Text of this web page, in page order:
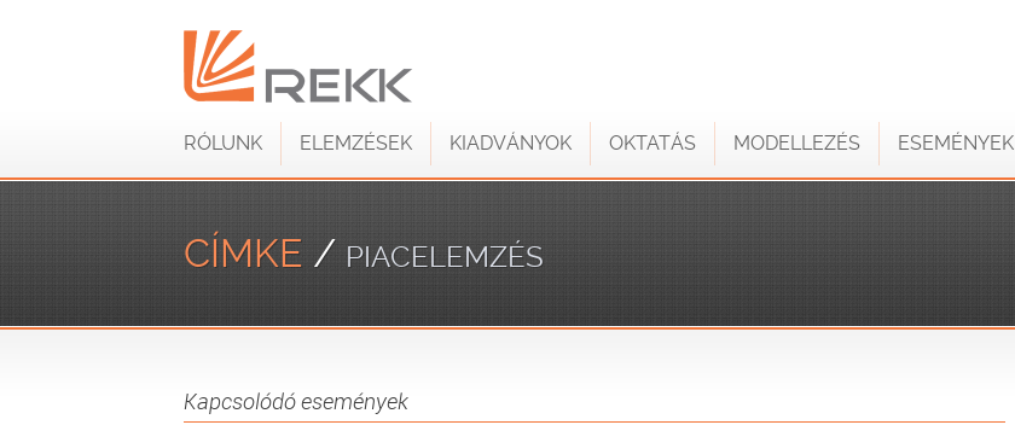
RÓLUNK ELEMZÉSEK KIADVÁNYOK OKTATÁS MODELLEZÉS ESEMÉNYEK
CÍMKE / PIACELEMZÉS
Kapcsolódó események